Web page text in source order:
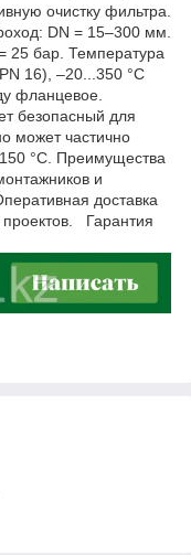
очистку фильтра.
DN = 15–300 мм.
25 бар. Температура
16), –20...350 °C
фланцевое.
безопасный для
может частично
°С. Преимущества
и
доставка
Гарантия